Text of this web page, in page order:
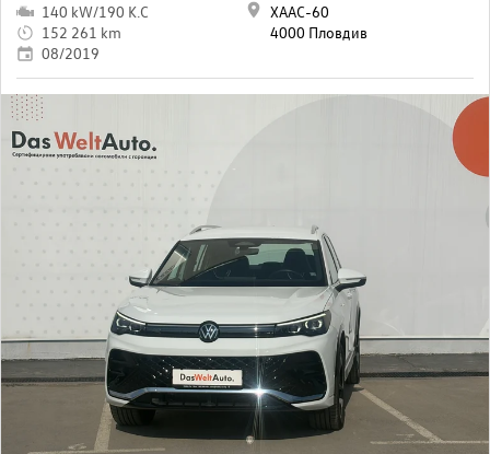
140 kW/190 K.C
152 261 km
08/2019
ХААС-60
4000 Пловдив